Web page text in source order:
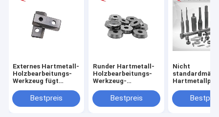
Externes Hartmetall-
Holzbearbeitungs-
Werkzeug fügt
ein
Bestpreis
Runder Hartmetall-
Holzbearbeitungs-
Werkzeug-
Ersatzboden
Bestpreis
Nicht
für